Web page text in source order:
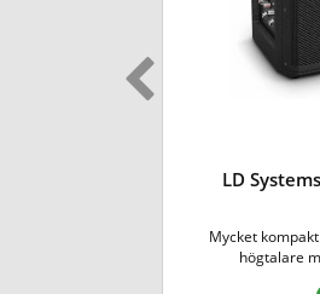
LD
Mycket
högtalare